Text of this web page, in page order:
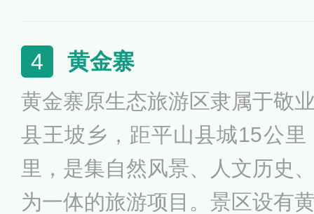
有仙人下棋、唐庄宗过关、四
传说故事，是一处精心打造的
科考为一体的旅游胜地。
4 黄金寨
黄金寨原生态旅游区隶属于敬
县王坡乡，距平山县城15公
里，是集自然风景、人文历史
为一体的旅游项目。景区设有